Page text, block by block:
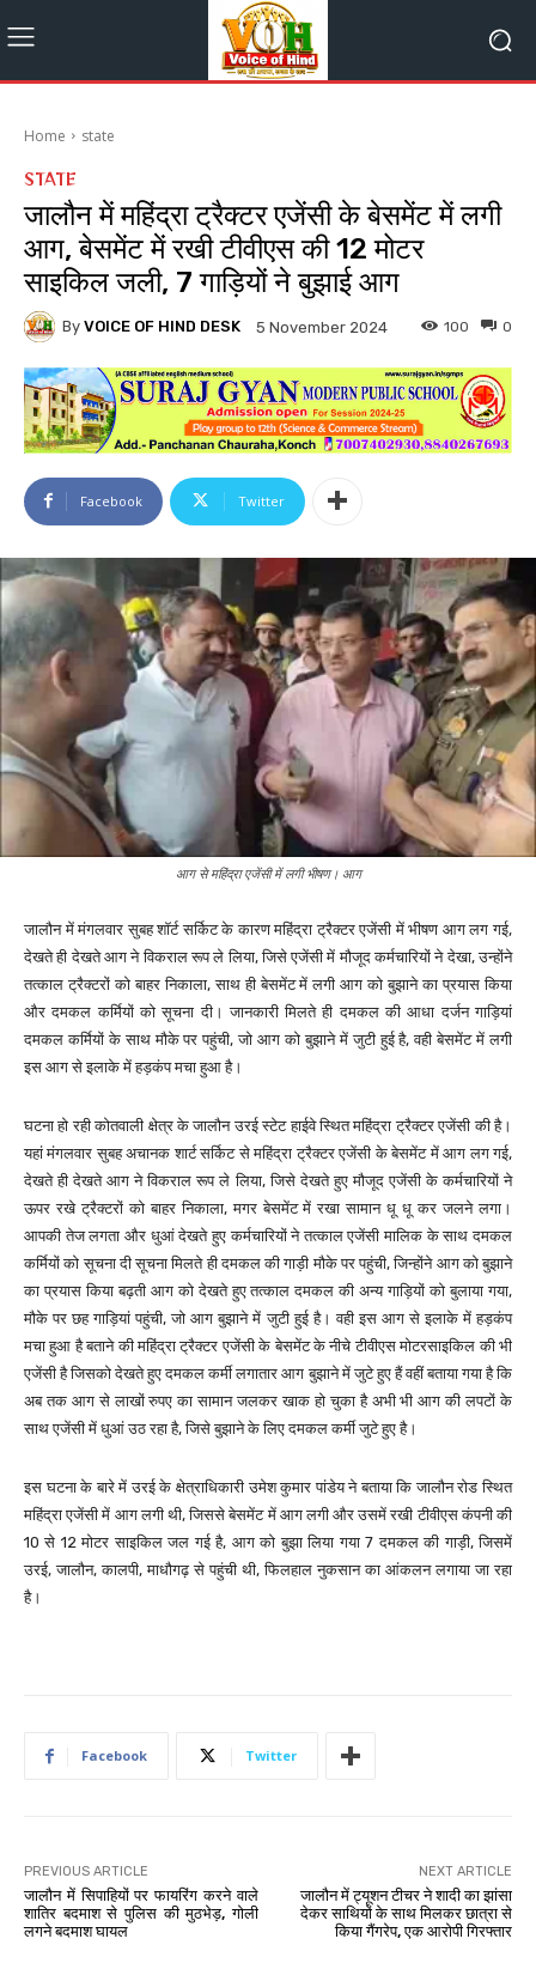
Home state
STATE
जालौन में महिंद्रा ट्रैक्टर एजेंसी के बेसमेंट में लगी
आग, बेसमेंट में रखी टीवीएस की 12 मोटर
साइकिल जली, 7 गाड़ियों ने बुझाई आग
By VOICE OF HIND DESK 5 November 2024 0
100
Facebook Twitter
आग से महिंद्रा एजेंसी में लगी भीषण। आग
जालौन में मंगलवार सुबह शॉर्ट सर्किट के कारण महिंद्रा ट्रैक्टर एजेंसी में भीषण आग लग गई,
देखते ही देखते आग ने विकराल रूप ले लिया, जिसे एजेंसी में मौजूद कर्मचारियों ने देखा, उन्होंने
तत्काल ट्रैक्टरों को बाहर निकाला, साथ ही बेसमेंट में लगी आग को बुझाने का प्रयास किया
और दमकल कर्मियों को सूचना दी। जानकारी मिलते ही दमकल की आधा दर्जन गाड़ियां
दमकल कर्मियों के साथ मौके पर पहुंची, जो आग को बुझाने में जुटी हुई है, वही बेसमेंट में लगी
इस आग से इलाके में हड़कंप मचा हुआ है।
घटना हो रही कोतवाली क्षेत्र के जालौन उरई स्टेट हाईवे स्थित महिंद्रा ट्रैक्टर एजेंसी की है।
यहां मंगलवार सुबह अचानक शार्ट सर्किट से महिंद्रा ट्रैक्टर एजेंसी के बेसमेंट में आग लग गई,
देखते ही देखते आग ने विकराल रूप ले लिया, जिसे देखते हुए मौजूद एजेंसी के कर्मचारियों ने
ऊपर रखे ट्रैक्टरों को बाहर निकाला, मगर बेसमेंट में रखा सामान धू धू कर जलने लगा।
आपकी तेज लगता और धुआं देखते हुए कर्मचारियों ने तत्काल एजेंसी मालिक के साथ दमकल
कर्मियों को सूचना दी सूचना मिलते ही दमकल की गाड़ी मौके पर पहुंची, जिन्होंने आग को बुझाने
का प्रयास किया बढ़ती आग को देखते हुए तत्काल दमकल की अन्य गाड़ियों को बुलाया गया,
मौके पर छह गाड़ियां पहुंची, जो आग बुझाने में जुटी हुई है। वही इस आग से इलाके में हड़कंप
मचा हुआ है बताने की महिंद्रा ट्रैक्टर एजेंसी के बेसमेंट के नीचे टीवीएस मोटरसाइकिल की भी
एजेंसी है जिसको देखते हुए दमकल कर्मी लगातार आग बुझाने में जुटे हुए हैं वहीं बताया गया है कि
अब तक आग से लाखों रुपए का सामान जलकर खाक हो चुका है अभी भी आग की लपटों के
साथ एजेंसी में धुआं उठ रहा है, जिसे बुझाने के लिए दमकल कर्मी जुटे हुए है।
इस घटना के बारे में उरई के क्षेत्राधिकारी उमेश कुमार पांडेय ने बताया कि जालौन रोड स्थित
महिंद्रा एजेंसी में आग लगी थी, जिससे बेसमेंट में आग लगी और उसमें रखी टीवीएस कंपनी की
10 से 12 मोटर साइकिल जल गई है, आग को बुझा लिया गया 7 दमकल की गाड़ी, जिसमें
उरई, जालौन, कालपी, माधौगढ़ से पहुंची थी, फिलहाल नुकसान का आंकलन लगाया जा रहा
है।
Facebook Twitter
PREVIOUS ARTICLE
जालौन में सिपाहियों पर फायरिंग करने वाले
शातिर बदमाश से पुलिस की मुठभेड़, गोली
लगने बदमाश घायल
NEXT ARTICLE
जालौन में ट्यूशन टीचर ने शादी का झांसा
देकर साथियों के साथ मिलकर छात्रा से
किया गैंगरेप, एक आरोपी गिरफ्तार